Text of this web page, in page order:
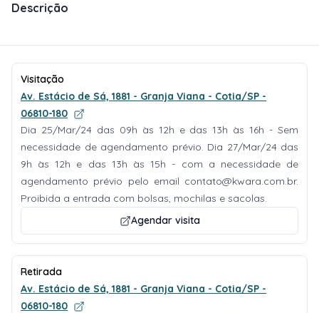
Descrição
Visitação
Av. Estácio de Sá, 1881 - Granja Viana - Cotia/SP -
06810-180
Dia 25/Mar/24 das 09h às 12h e das 13h às 16h - Sem
necessidade de agendamento prévio. Dia 27/Mar/24 das
9h às 12h e das 13h às 15h - com a necessidade de
agendamento prévio pelo email contato@kwara.com.br.
Proibida a entrada com bolsas, mochilas e sacolas.
Agendar visita
Retirada
Av. Estácio de Sá, 1881 - Granja Viana - Cotia/SP -
06810-180